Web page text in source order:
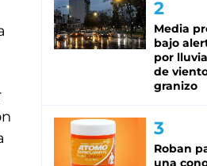
Media
bajo
por
de
granizo
Roban
una